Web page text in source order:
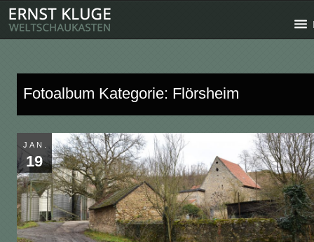
Fotoalbum Kategorie: Flörsheim
JAN.
19